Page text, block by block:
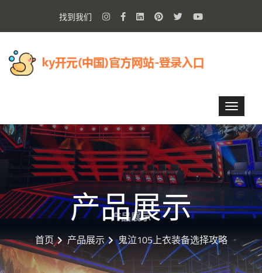
找到我们
产品展示
首页 产品展示 鬼泣105上衣装备选择攻略